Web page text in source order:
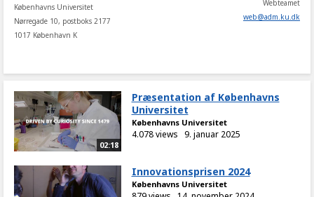
Københavns Universitet
Nørregade 10, postboks 2177
1017 København K
Webteamet
web@adm.ku.dk
02:18
Præsentation af Københavns
Universitet
Københavns Universitet
4.078 views 9. januar 2025
Innovationsprisen 2024
Københavns Universitet